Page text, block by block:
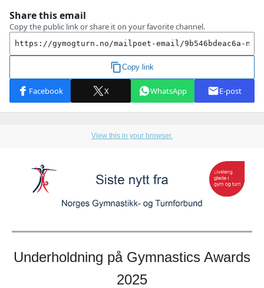
View this in your browser.
Underholdning på Gymnastics Awards
2025